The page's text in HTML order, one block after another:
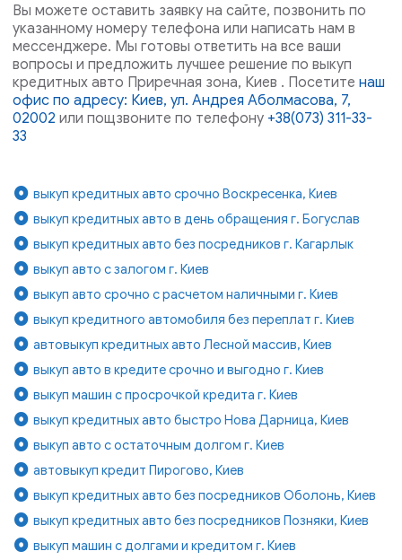
Вы можете оставить заявку на сайте, позвонить по
указанному номеру телефона или написать нам в
мессенджере. Мы готовы ответить на все ваши
вопросы и предложить лучшее решение по выкуп
кредитных авто Приречная зона, Киев . Посетитенаш
офис по адресу: Киев, ул. Андрея Аболмасова, 7,
02002 или пощзвоните по телефону +38(073) 311-33-
33
выкуп кредитных авто срочно Воскресенка, Киев
выкуп кредитных авто в день обращения г. Богуслав
выкуп кредитных авто без посредников г. Кагарлык
выкуп авто с залогом г. Киев
выкуп авто срочно с расчетом наличными г. Киев
выкуп кредитного автомобиля без переплат г. Киев
автовыкуп кредитных авто Лесной массив, Киев
выкуп авто в кредите срочно и выгодно г. Киев
выкуп машин с просрочкой кредита г. Киев
выкуп кредитных авто быстро Нова Дарница, Киев
выкуп авто с остаточным долгом г. Киев
автовыкуп кредит Пирогово, Киев
выкуп кредитных авто без посредников Оболонь, Киев
выкуп кредитных авто без посредников Позняки, Киев
выкуп машин с долгами и кредитом г. Киев